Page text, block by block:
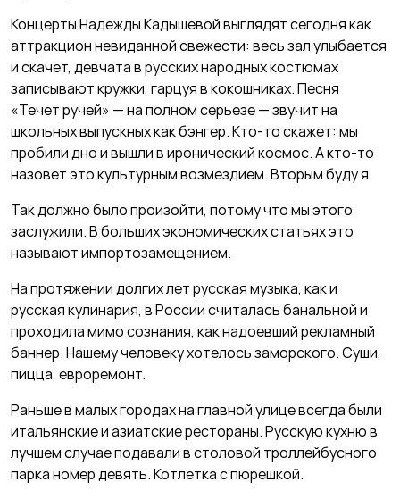
Концерты Надежды Кадышевой выглядят сегодня как
аттракцион невиданной свежести: весь зал улыбается
и скачет, девчата в русских народных костюмах
записывают кружки, гарцуя в кокошниках. Песня
«Течет ручей» — на полном серьезе — звучит на
школьных выпускных как бэнгер. Кто-то скажет: мы
пробили дно и вышли в иронический космос. А кто-то
назовет это культурным возмездием. Вторым буду я.
Так должно было произойти, потому что мы этого
заслужили. В больших экономических статьях это
называют импортозамещением.
На протяжении долгих лет русская музыка, как и
русская кулинария, в России считалась банальной и
проходила мимо сознания, как надоевший рекламный
баннер. Нашему человеку хотелось заморского. Суши,
пицца, евроремонт.
Раньше в малых городах на главной улице всегда были
итальянские и азиатские рестораны. Русскую кухню в
лучшем случае подавали в столовой троллейбусного
парка номер девять. Котлетка с пюрешкой.